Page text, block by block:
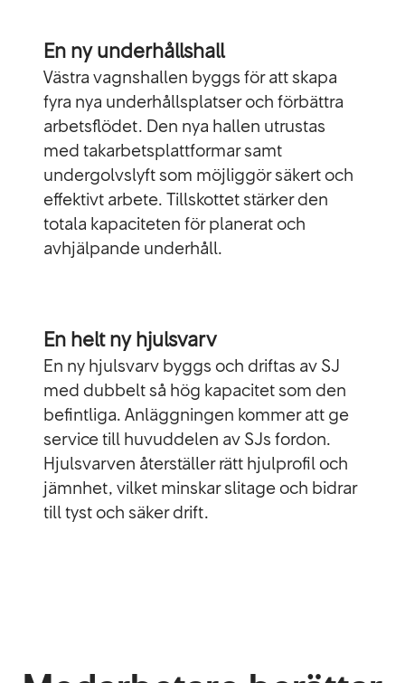
En ny underhållshall
Västra vagnshallen byggs för att skapa
fyra nya underhållsplatser och förbättra
arbetsflödet. Den nya hallen utrustas
med takarbetsplattformar samt
undergolvslyft som möjliggör säkert och
effektivt arbete. Tillskottet stärker den
totala kapaciteten för planerat och
avhjälpande underhåll.
En helt ny hjulsvarv
En ny hjulsvarv byggs och driftas av SJ
med dubbelt så hög kapacitet som den
befintliga. Anläggningen kommer att ge
service till huvuddelen av SJs fordon.
Hjulsvarven återställer rätt hjulprofil och
jämnhet, vilket minskar slitage och bidrar
till tyst och säker drift.